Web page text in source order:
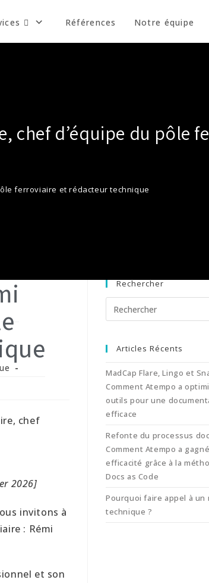
Références Notre équipe
chef d’équipe du pôle
ferroviaire et rédacteur technique
2026]
invitons à
: Rémi
et son
Rechercher
Articles Récents
MadCap Flare, Lingo et
Comment Atempo a
outils pour une
efficace
Refonte du processus
Comment Atempo a
efficacité grâce à la
Docs as Code
Pourquoi faire appel à un
technique ?